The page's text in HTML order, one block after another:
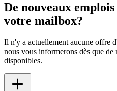
De nouveaux
votre mailbox?
Il n'y a actuellement aucune offre
nous vous informerons dès que
disponibles.